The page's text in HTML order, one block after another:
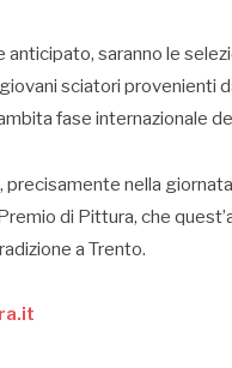
saranno le
sciatori provenienti
fase internazionale
nella
di Pittura, che
a Trento.